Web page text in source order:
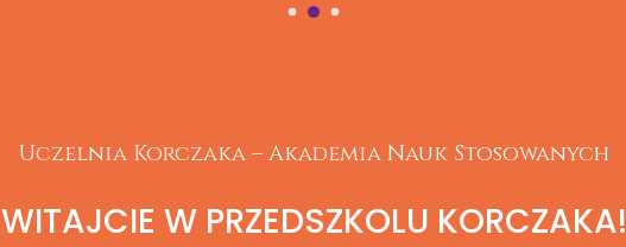
Uczelnia Korczaka – Akademia Nauk Stosowanych
WITAJCIE W PRZEDSZKOLU KORCZAKA!